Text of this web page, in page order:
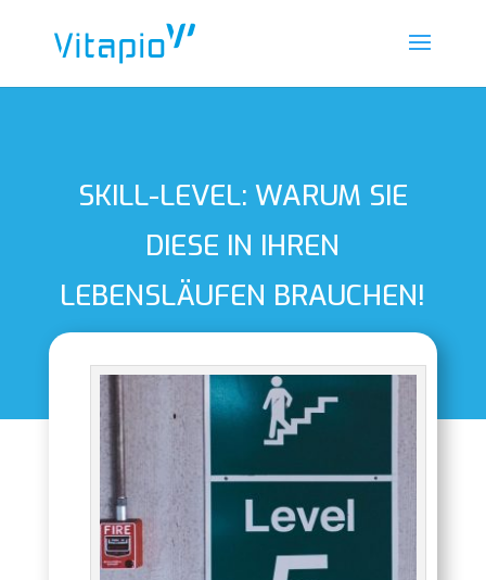
SKILL-LEVEL: WARUM SIE
DIESE IN IHREN
LEBENSLÄUFEN BRAUCHEN!